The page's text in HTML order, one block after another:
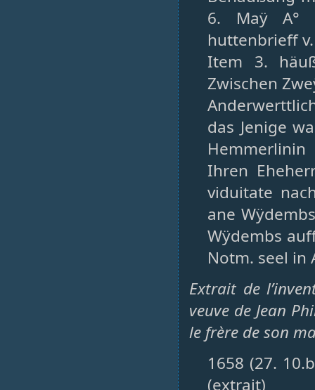
6. Maÿ A°
huttenbrieff
Item 3.
Zwischen
das Jenige
Ihren
viduitate
ane
Wÿdembs
Notm. seel in
Extrait de
veuve de Jean
le frère de son
1658 (27.
(extrait)